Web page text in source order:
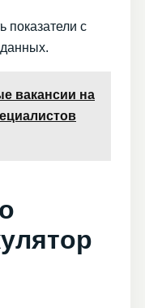
показатели с
вакансии на